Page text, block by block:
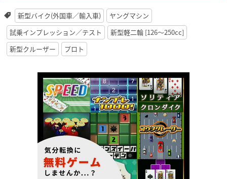
新型バイク(外国車／輸入車)
ヤングマシン
試乗インプレッション／テスト
新型軽二輪 [126〜250cc]
新型クルーザー
プロト